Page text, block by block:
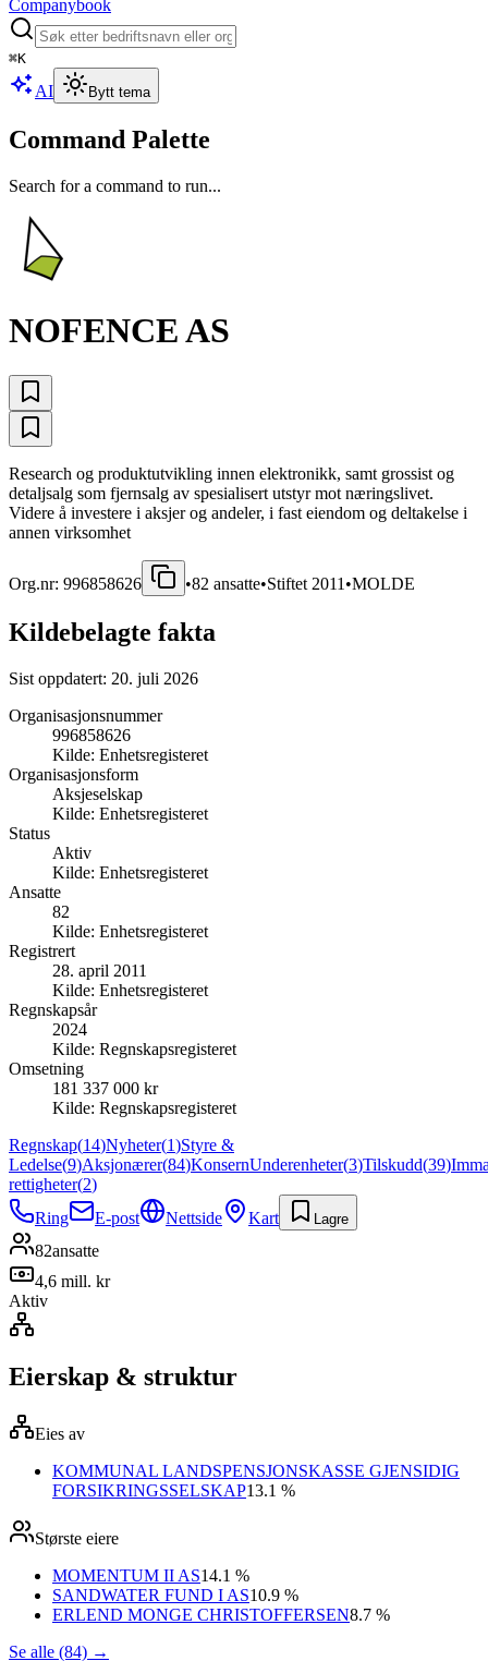
Companybook
⌘K
AI Bytt tema
Command Palette
Search for a command to run...
NOFENCE AS
Research og produktutvikling innen elektronikk, samt grossist og
detaljsalg som fjernsalg av spesialisert utstyr mot næringslivet.
Videre å investere i aksjer og andeler, i fast eiendom og deltakelse i
annen virksomhet
Org.nr: 996858626 •82 ansatte•Stiftet 2011 •MOLDE
Kildebelagte fakta
Sist oppdatert: 20. juli 2026
Organisasjonsnummer
996858626
Kilde: Enhetsregisteret
Organisasjonsform
Aksjeselskap
Kilde: Enhetsregisteret
Status
Aktiv
Kilde: Enhetsregisteret
Ansatte
82
Kilde: Enhetsregisteret
Registrert
28. april 2011
Kilde: Enhetsregisteret
Regnskapsår
2024
Kilde: Regnskapsregisteret
Omsetning
181 337 000 kr
Kilde: Regnskapsregisteret
Regnskap(14)Nyheter(1)Styre &
Ledelse(9)Aksjonærer(84)KonsernUnderenheter(3)Tilskudd(39)
rettigheter(2)
Ring
E-post Nettside Kart Lagre
82ansatte
4,6 mill. kr
Aktiv
Eierskap & struktur
Eies av
KOMMUNAL LANDSPENSJONSKASSE GJENSIDIG
FORSIKRINGSSELSKAP13.1 %
Største eiere
MOMENTUM II AS14.1 %
SANDWATER FUND I AS10.9 %
ERLEND MONGE CHRISTOFFERSEN8.7 %
Se alle (84) →